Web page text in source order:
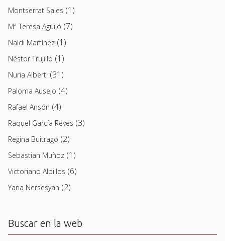
Montserrat Sales (1)
Mª Teresa Aguiló (7)
Naldi Martínez (1)
Néstor Trujillo (1)
Nuria Alberti (31)
Paloma Ausejo (4)
Rafael Ansón (4)
Raquel García Reyes (3)
Regina Buitrago (2)
Sebastian Muñoz (1)
Victoriano Albillos (6)
Yana Nersesyan (2)
Buscar en la web